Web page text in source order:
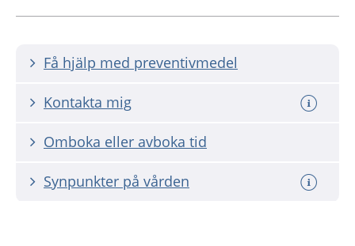
Få hjälp med preventivmedel
Kontakta mig
Omboka eller avboka tid
Synpunkter på vården